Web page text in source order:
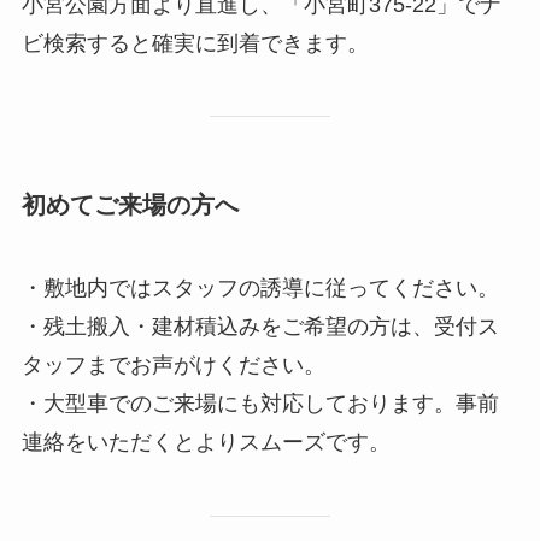
ビ検索すると確実に到着できます。
初めてご来場の方へ
・敷地内ではスタッフの誘導に従ってください。
・残土搬入・建材積込みをご希望の方は、受付ス
タッフまでお声がけください。
・大型車でのご来場にも対応しております。事前
連絡をいただくとよりスムーズです。